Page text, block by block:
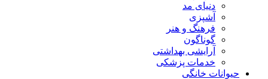
دنیای مد
آشپزی
فرهنگ و هنر
گوناگون
آرایشی بهداشتی
خدمات پزشکی
حیوانات خانگی